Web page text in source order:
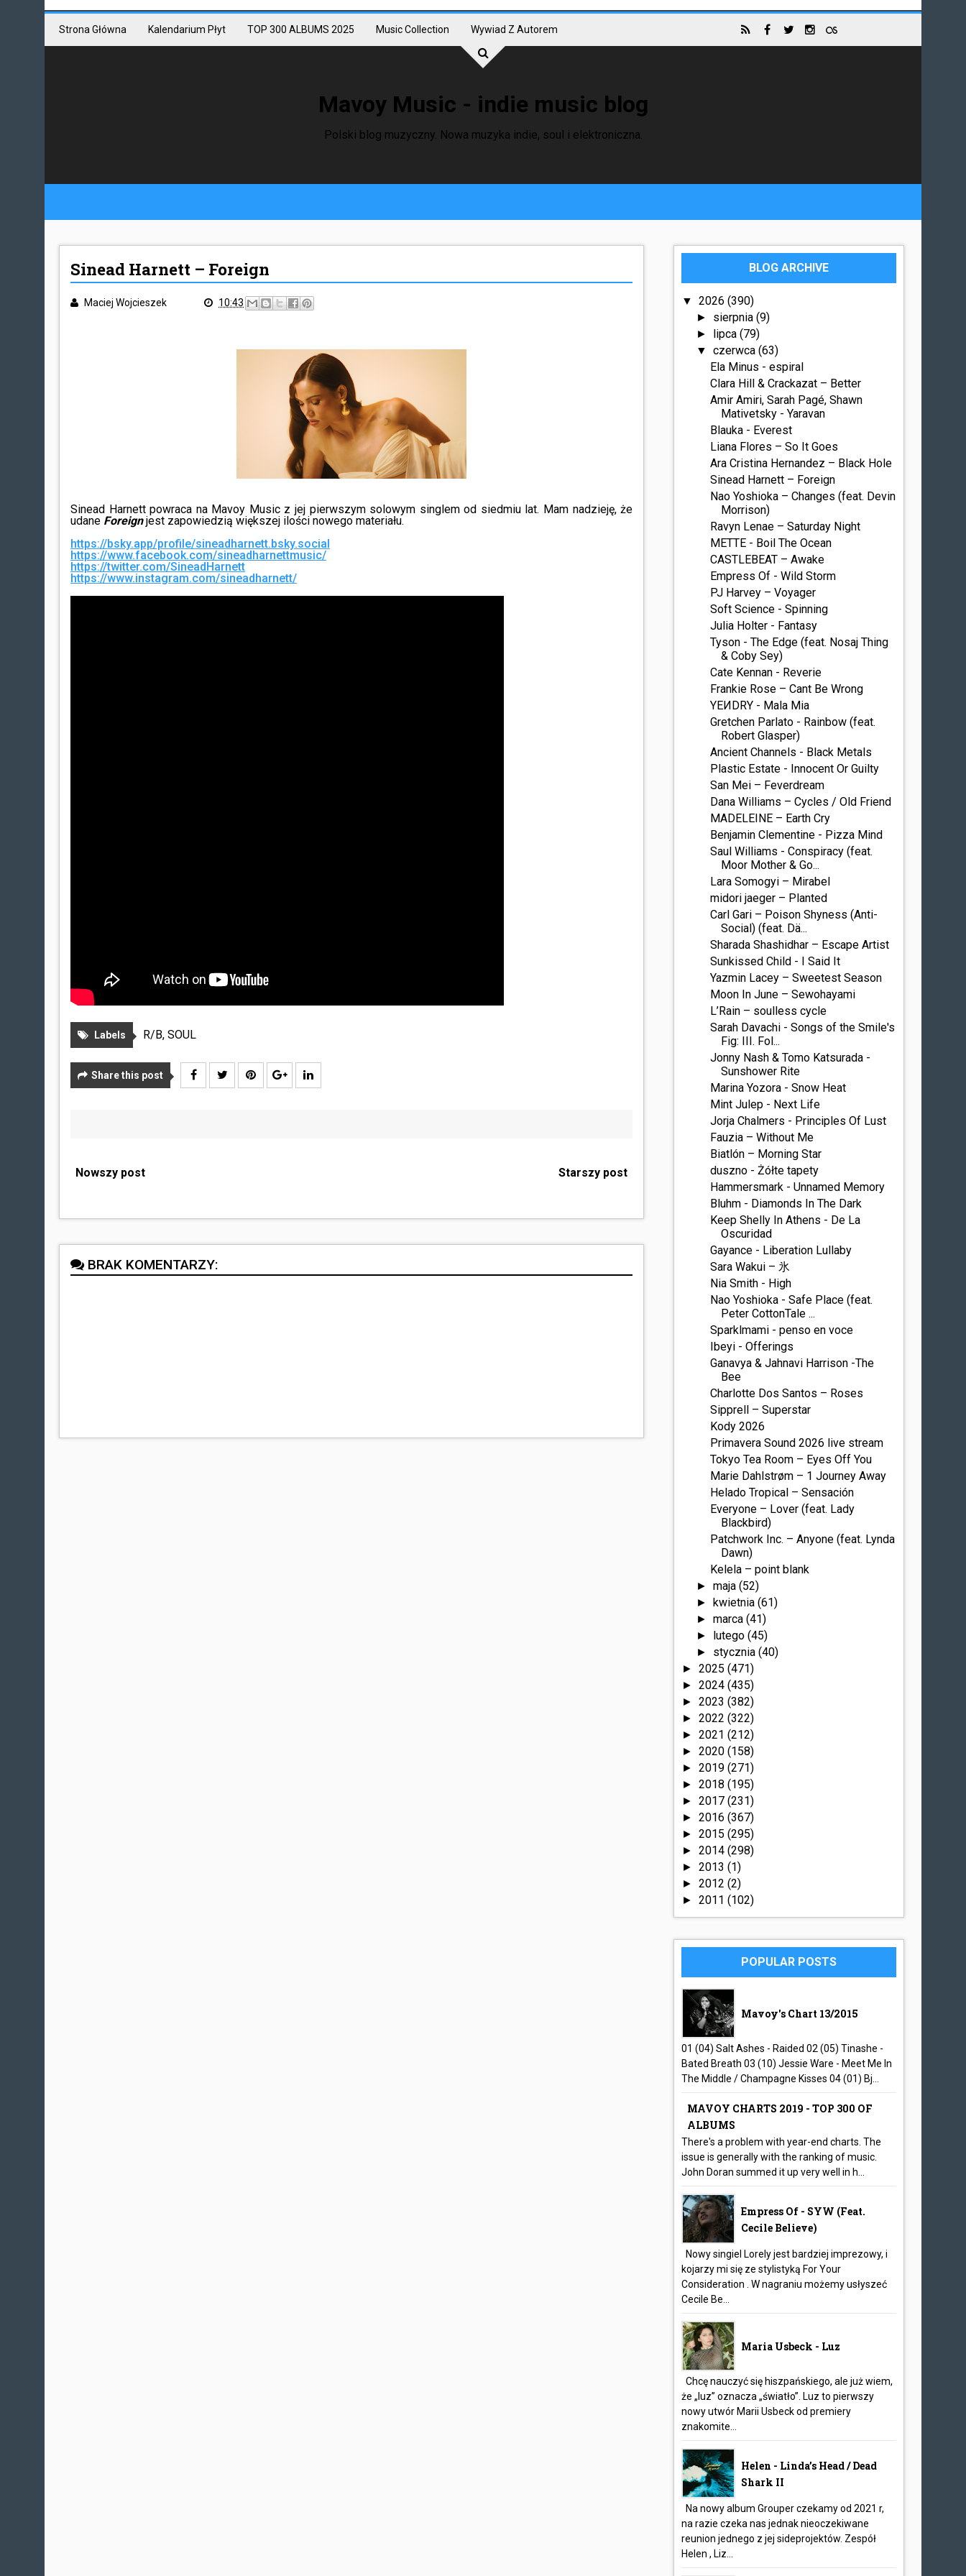
Strona Główna Kalendarium Płyt TOP 300 ALBUMS 2025 Music Collection Wywiad Z Autorem
Mavoy Music - indie music blog
Polski blog muzyczny. Nowa muzyka indie, soul i elektroniczna.
Sinead Harnett – Foreign
Maciej Wojcieszek 10:43
Sinead Harnett powraca na Mavoy Music z jej pierwszym solowym singlem od siedmiu lat. Mam nadzieję, że
udane Foreignjest zapowiedzią większej ilości nowego materiału.
https://bsky.app/profile/sineadharnett.bsky.social
https://www.facebook.com/sineadharnettmusic/
https://twitter.com/SineadHarnett
https://www.instagram.com/sineadharnett/
Labels R/B, SOUL
Share this post
Nowszy post Starszy post
BRAK KOMENTARZY:
BLOG ARCHIVE
▼2026(390)
► sierpnia (9)
► lipca (79)
▼ czerwca (63)
Ela Minus - espiral
Clara Hill & Crackazat – Better
Amir Amiri, Sarah Pagé, Shawn
Mativetsky - Yaravan
Blauka - Everest
Liana Flores – So It Goes
Ara Cristina Hernandez – Black Hole
Sinead Harnett – Foreign
Nao Yoshioka – Changes (feat. Devin
Morrison)
Ravyn Lenae – Saturday Night
METTE - Boil The Ocean
CASTLEBEAT – Awake
Empress Of - Wild Storm
PJ Harvey – Voyager
Soft Science - Spinning
Julia Holter - Fantasy
Tyson - The Edge (feat. Nosaj Thing
& Coby Sey)
Cate Kennan - Reverie
Frankie Rose – Cant Be Wrong
YEИDRY - Mala Mia
Gretchen Parlato - Rainbow (feat.
Robert Glasper)
Ancient Channels - Black Metals
Plastic Estate - Innocent Or Guilty
San Mei – Feverdream
Dana Williams – Cycles / Old Friend
MADELEINE – Earth Cry
Benjamin Clementine - Pizza Mind
Saul Williams - Conspiracy (feat.
Moor Mother & Go...
Lara Somogyi – Mirabel
midori jaeger – Planted
Carl Gari – Poison Shyness (Anti-
Social) (feat. Dä...
Sharada Shashidhar – Escape Artist
Sunkissed Child - I Said It
Yazmin Lacey – Sweetest Season
Moon In June – Sewohayami
L’Rain – soulless cycle
Sarah Davachi - Songs of the Smile's
Fig: III. Fol...
Jonny Nash & Tomo Katsurada -
Sunshower Rite
Marina Yozora - Snow Heat
Mint Julep - Next Life
Jorja Chalmers - Principles Of Lust
Fauzia – Without Me
Biatlón – Morning Star
duszno - Żółte tapety
Hammersmark - Unnamed Memory
Bluhm - Diamonds In The Dark
Keep Shelly In Athens - De La
Oscuridad
Gayance - Liberation Lullaby
Sara Wakui – 氷
Nia Smith - High
Nao Yoshioka - Safe Place (feat.
Peter CottonTale ...
Sparklmami - penso en voce
Ibeyi - Offerings
Ganavya & Jahnavi Harrison -The
Bee
Charlotte Dos Santos – Roses
Sipprell – Superstar
Kody 2026
Primavera Sound 2026 live stream
Tokyo Tea Room – Eyes Off You
Marie Dahlstrøm – 1 Journey Away
Helado Tropical – Sensación
Everyone – Lover (feat. Lady
Blackbird)
Patchwork Inc. – Anyone (feat. Lynda
Dawn)
Kelela – point blank
► maja (52)
► kwietnia (61)
► marca (41)
► lutego (45)
► stycznia (40)
►2025(471)
►2024(435)
►2023(382)
►2022(322)
►2021(212)
►2020(158)
►2019(271)
►2018(195)
►2017(231)
►2016(367)
►2015(295)
►2014(298)
►2013(1)
►2012(2)
►2011(102)
POPULAR POSTS
Mavoy's Chart 13/2015
01 (04) Salt Ashes - Raided 02 (05) Tinashe -
Bated Breath 03 (10) Jessie Ware - Meet Me In
The Middle / Champagne Kisses 04 (01) Bj...
MAVOY CHARTS 2019 - TOP 300 OF
ALBUMS
There's a problem with year-end charts. The
issue is generally with the ranking of music.
John Doran summed it up very well in h...
Empress Of - SYW (feat.
Cecile Believe)
Nowy singiel Lorely jest bardziej imprezowy, i
kojarzy mi się ze stylistyką For Your
Consideration . W nagraniu możemy usłyszeć
Cecile Be...
Maria Usbeck - Luz
Chcę nauczyć się hiszpańskiego, ale już wiem,
że „luz” oznacza „światło”. Luz to pierwszy
nowy utwór Marii Usbeck od premiery
znakomite...
Helen - Linda’s Head / Dead
Shark II
Na nowy album Grouper czekamy od 2021 r,
na razie czeka nas jednak nieoczekiwane
reunion jednego z jej sideprojektów. Zespół
Helen , Liz...